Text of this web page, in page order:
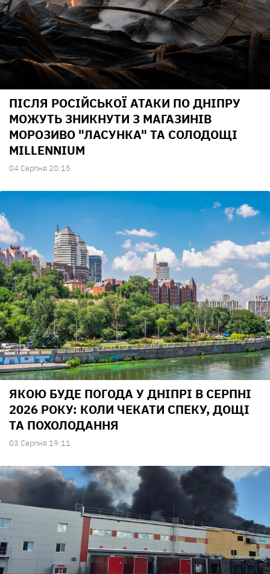
ПІСЛЯ РОСІЙСЬКОЇ АТАКИ ПО ДНІПРУ
МОЖУТЬ ЗНИКНУТИ З МАГАЗИНІВ
МОРОЗИВО "ЛАСУНКА" ТА СОЛОДОЩІ
MILLENNIUM
04 Серпня 20:15
ЯКОЮ БУДЕ ПОГОДА У ДНІПРІ В СЕРПНІ
2026 РОКУ: КОЛИ ЧЕКАТИ СПЕКУ, ДОЩІ
ТА ПОХОЛОДАННЯ
03 Серпня 19:11